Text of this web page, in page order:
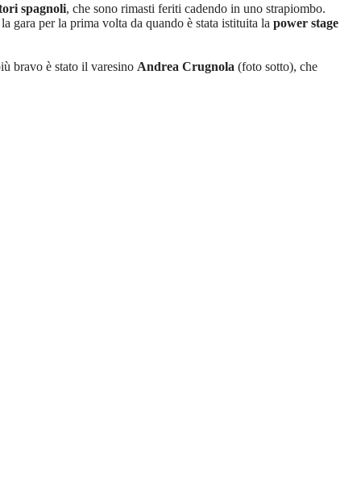
spagnoli, che sono rimasti feriti cadendo in uno strapiombo.
gara per la prima volta da quando è stata istituita la power stage
bravo è stato il varesino Andrea Crugnola (foto sotto), che